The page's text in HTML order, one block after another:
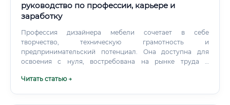
руководство по профессии, карьере и
заработку
Профессия дизайнера мебели сочетает в себе
творчество, техническую грамотность и
предпринимательский потенциал. Она доступна для
освоения с нуля, востребована на рынке труда и
качественные курсы за 6–12 месяцев, а карьерные
Читать статью →